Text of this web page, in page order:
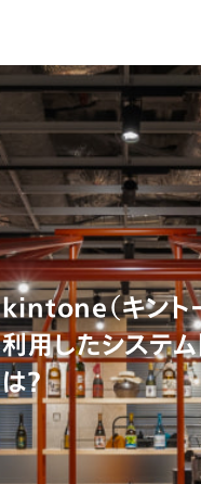
kintone（キント
利用したシステ
は？